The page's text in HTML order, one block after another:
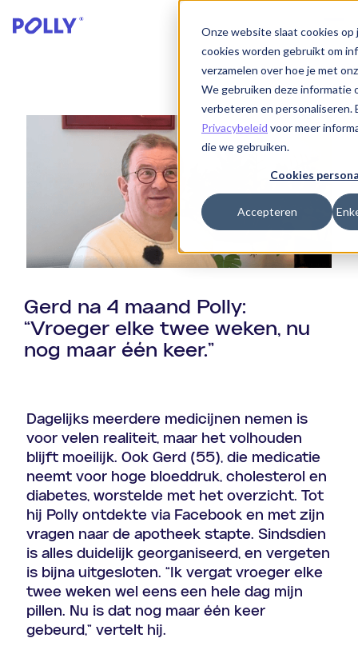
Onze website slaat cookies op
cookies worden gebruikt om
verzamelen over hoe je met
We gebruiken deze informatie
verbeteren en personaliseren.
Privacybeleid voor meer
die we gebruiken.
Cookies
Accepteren
Gerd na 4 maand Polly:
“Vroeger elke twee weken, nu
nog maar één keer.”
Dagelijks meerdere medicijnen nemen is
voor velen realiteit, maar het volhouden
blijft moeilijk. Ook Gerd (55), die medicatie
neemt voor hoge bloeddruk, cholesterol en
diabetes, worstelde met het overzicht. Tot
hij Polly ontdekte via Facebook en met zijn
vragen naar de apotheek stapte. Sindsdien
is alles duidelijk georganiseerd, en vergeten
is bijna uitgesloten. “Ik vergat vroeger elke
twee weken wel eens een hele dag mijn
pillen. Nu is dat nog maar één keer
gebeurd,” vertelt hij.